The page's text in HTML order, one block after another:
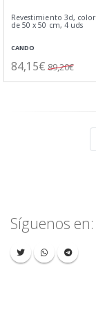
Revestimiento 3d,
de 50 x 50 cm, 4 uds
CANDO
84,15€ 89,20€
Síguenos en: